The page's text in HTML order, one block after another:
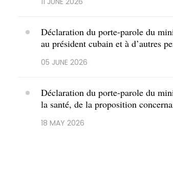
Déclaration du porte-parole du
au président cubain et à d’autres
05 JUNE 2026
Déclaration du porte-parole du
la santé, de la proposition
18 MAY 2026